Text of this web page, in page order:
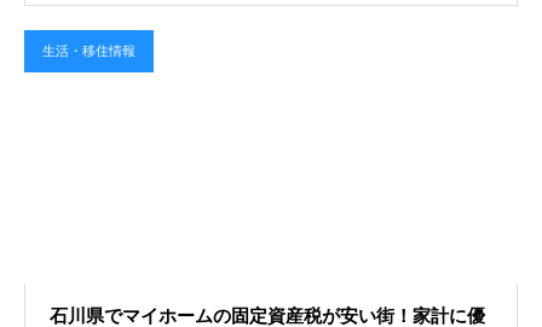
生活・移住情報
石川県でマイホームの固定資産税が安い街！家計に優